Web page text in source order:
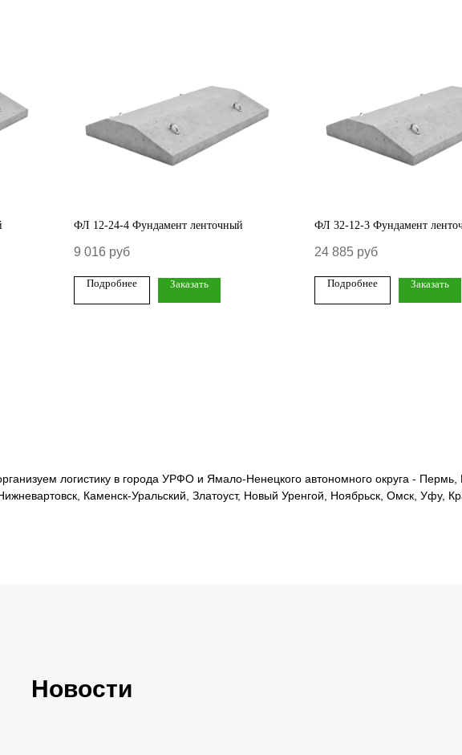
ФЛ 12-24-4 Фундамент ленточный
9 016 руб
Подробнее Заказать
ФЛ 32-12-3 Фундамент
24 885 руб
Подробнее Заказать
логистику в города УРФО и Ямало-Ненецкого автономного округа - Пермь,
Каменск-Уральский, Златоуст, Новый Уренгой, Ноябрьск, Омск, Уфу,
Новости